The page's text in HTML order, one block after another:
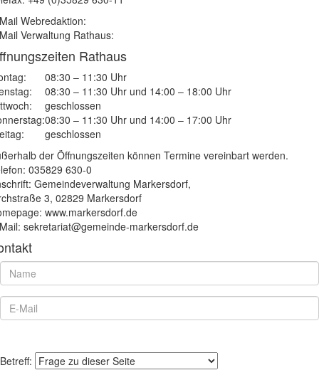
Webredaktion:
Verwaltung Rathaus:
Rathaus
08:30 – 11:30 Uhr
08:30 – 11:30 Uhr und 14:00 – 18:00 Uhr
geschlossen
08:30 – 11:30 Uhr und 14:00 – 17:00 Uhr
geschlossen
der Öffnungszeiten können Termine vereinbart werden.
035829 630-0
Gemeindeverwaltung Markersdorf,
3, 02829 Markersdorf
www.markersdorf.de
sekretariat@gemeinde-markersdorf.de
Betreff: